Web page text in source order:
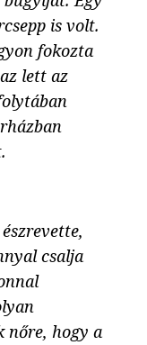
is volt.
fokozta
lett az
csalja
nőre, hogy a